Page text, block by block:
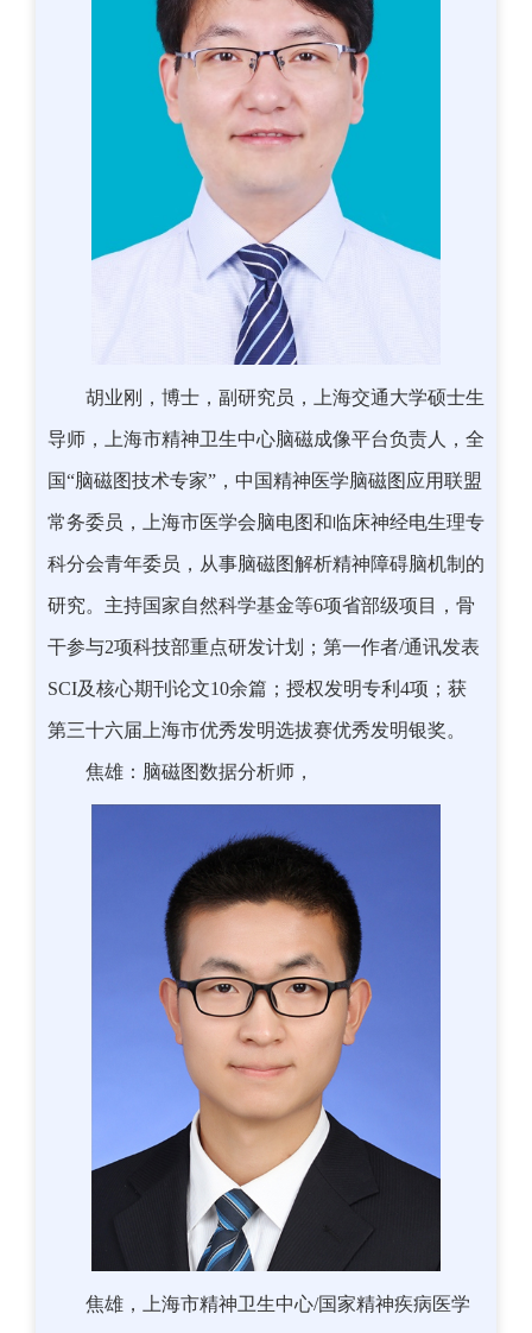
胡业刚，博士，副研究员，上海交通大学硕士生
导师，上海市精神卫生中心脑磁成像平台负责人，全
国“脑磁图技术专家”，中国精神医学脑磁图应用联盟
常务委员，上海市医学会脑电图和临床神经电生理专
科分会青年委员，从事脑磁图解析精神障碍脑机制的
研究。主持国家自然科学基金等6项省部级项目，骨
干参与2项科技部重点研发计划；第一作者/通讯发表
SCI及核心期刊论文10余篇；授权发明专利4项；获
第三十六届上海市优秀发明选拔赛优秀发明银奖。
焦雄：脑磁图数据分析师，
焦雄，上海市精神卫生中心/国家精神疾病医学